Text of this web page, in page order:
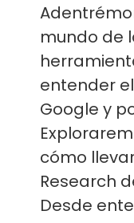
mundo de
entender
Google y
cómo
Research
Desde